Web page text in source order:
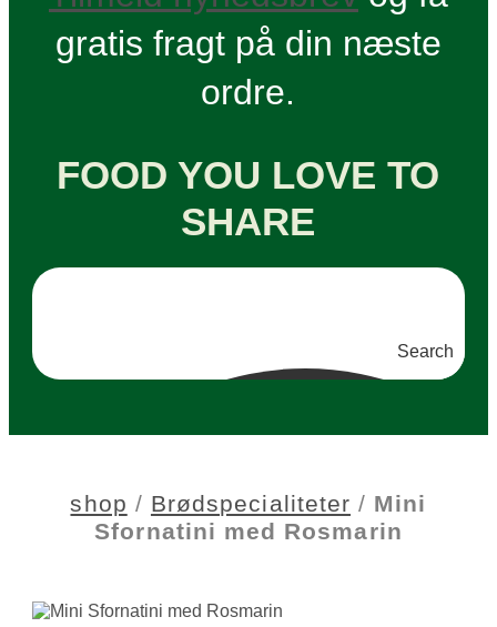
gratis fragt på din næste
ordre.
FOOD YOU LOVE TO
SHARE
Search
shop / Brødspecialiteter / Mini
Sfornatini med Rosmarin